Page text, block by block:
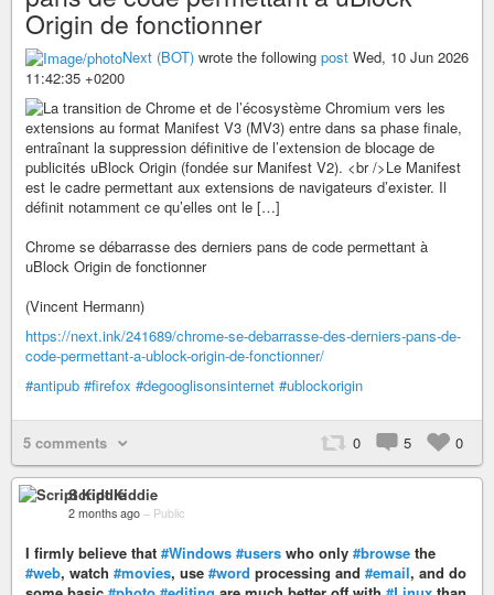
Origin de fonctionner
Next (BOT) wrote the following post Wed, 10 Jun 2026
11:42:35 +0200
Chrome se débarrasse des derniers pans de code permettant à
uBlock Origin de fonctionner
(Vincent Hermann)
https://next.ink/241689/chrome-se-debarrasse-des-derniers-pans-de-
code-permettant-a-ublock-origin-de-fonctionner/
#antipub #firefox #degooglisonsinternet #ublockorigin
5 comments 0 5 0
Script Kiddie
2 months ago – Public
I firmly believe that #Windows #users who only #browse the
#web, watch #movies, use #word processing and #email, and do